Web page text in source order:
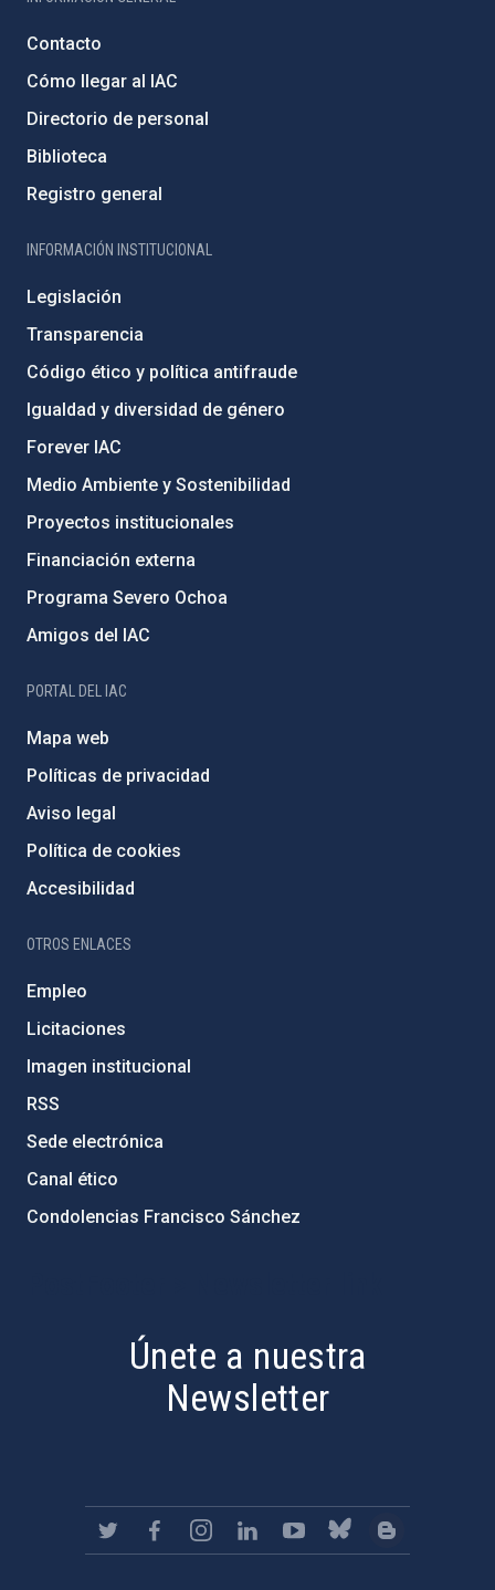
Contacto
Cómo llegar al IAC
Directorio de personal
Biblioteca
Registro general
INFORMACIÓN INSTITUCIONAL
Legislación
Transparencia
Código ético y política antifraude
Igualdad y diversidad de género
Forever IAC
Medio Ambiente y Sostenibilidad
Proyectos institucionales
Financiación externa
Programa Severo Ochoa
Amigos del IAC
PORTAL DEL IAC
Mapa web
Políticas de privacidad
Aviso legal
Política de cookies
Accesibilidad
OTROS ENLACES
Empleo
Licitaciones
Imagen institucional
RSS
Sede electrónica
Canal ético
Condolencias Francisco Sánchez
Únete a nuestra
Newsletter